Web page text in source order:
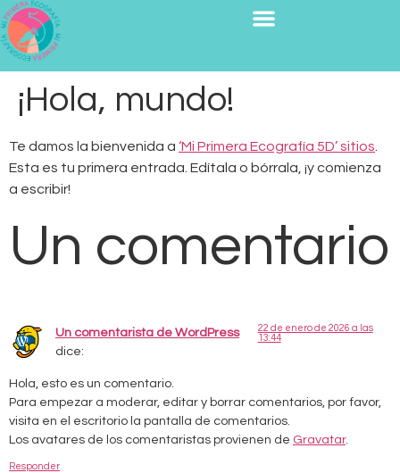
¡Hola, mundo!
Te damos la bienvenida a ‘Mi Primera Ecografía 5D’ sitios
Esta es tu primera entrada. Edítala o bórrala, ¡y comienza
a escribir!
Un comentario
Un comentarista de WordPress
dice:
22 de enero de 2026 a las
13:44
Hola, esto es un comentario.
Para empezar a moderar, editar y borrar comentarios, por favor,
visita en el escritorio la pantalla de comentarios.
Los avatares de los comentaristas provienen de Gravatar.
Responder